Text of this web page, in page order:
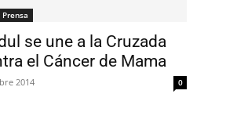
se une a la Cruzada
el Cáncer de Mama
2014 0